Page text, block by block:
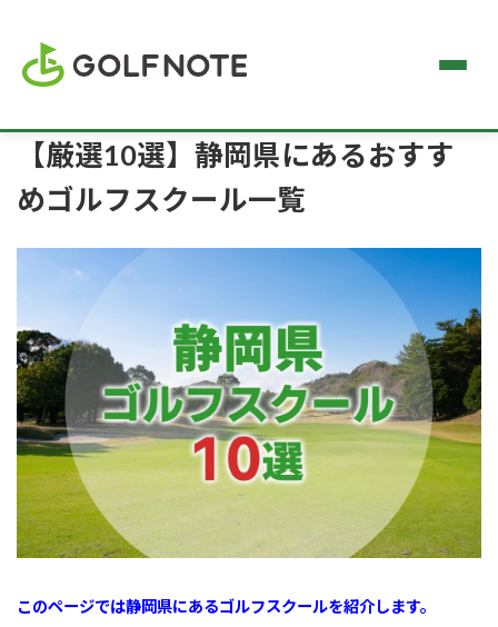
【厳選10選】静岡県にあるおすす
めゴルフスクール一覧
このページでは静岡県にあるゴルフスクールを紹介します。